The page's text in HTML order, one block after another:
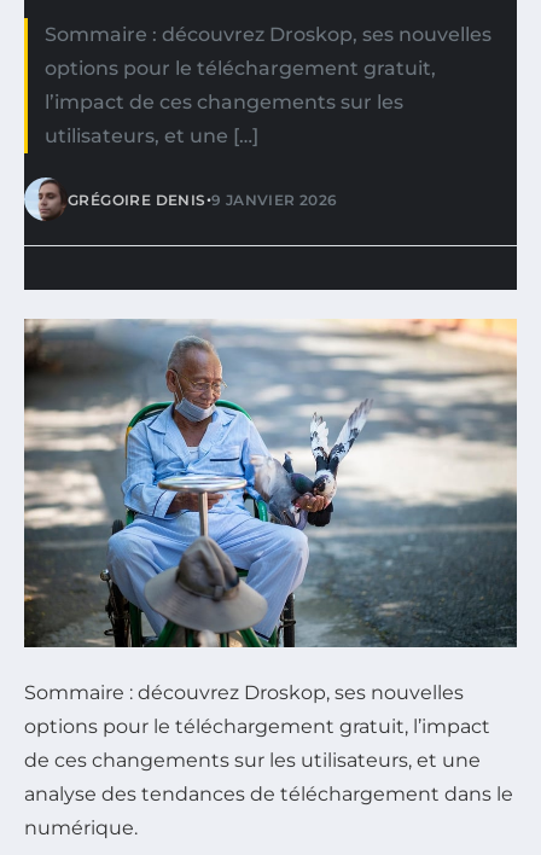
Sommaire : découvrez Droskop, ses nouvelles
options pour le téléchargement gratuit,
l’impact de ces changements sur les
utilisateurs, et une […]
GRÉGOIRE DENIS•9 JANVIER 2026
Sommaire : découvrez Droskop, ses nouvelles
options pour le téléchargement gratuit, l’impact
de ces changements sur les utilisateurs, et une
analyse des tendances de téléchargement dans le
numérique.